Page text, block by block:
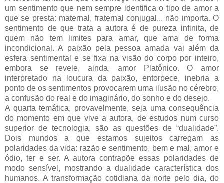
um sentimento que nem sempre identifica o tipo de amor a
que se presta: maternal, fraternal conjugal... não importa. O
sentimento de que trata a autora é de pureza infinita, de
quem não tem limites para amar, que ama de forma
incondicional. A paixão pela pessoa amada vai além da
esfera sentimental e se fixa na visão do corpo por inteiro,
embora se revele, ainda, amor Platônico. O amor
interpretado na loucura da paixão, entorpece, inebria a
ponto de os sentimentos provocarem uma ilusão no cérebro,
a confusão do real e do imaginário, do sonho e do desejo.
A quarta temática, provavelmente, seja uma consequência
do momento em que vive a autora, de estudos num curso
superior de tecnologia, são as questões de “dualidade”.
Dois mundos a que estamos sujeitos carregam as
polaridades da vida: razão e sentimento, bem e mal, amor e
ódio, ter e ser. A autora contrapõe essas polaridades de
modo sensível, mostrando a dualidade característica dos
humanos. A transformação cotidiana da noite pelo dia, do